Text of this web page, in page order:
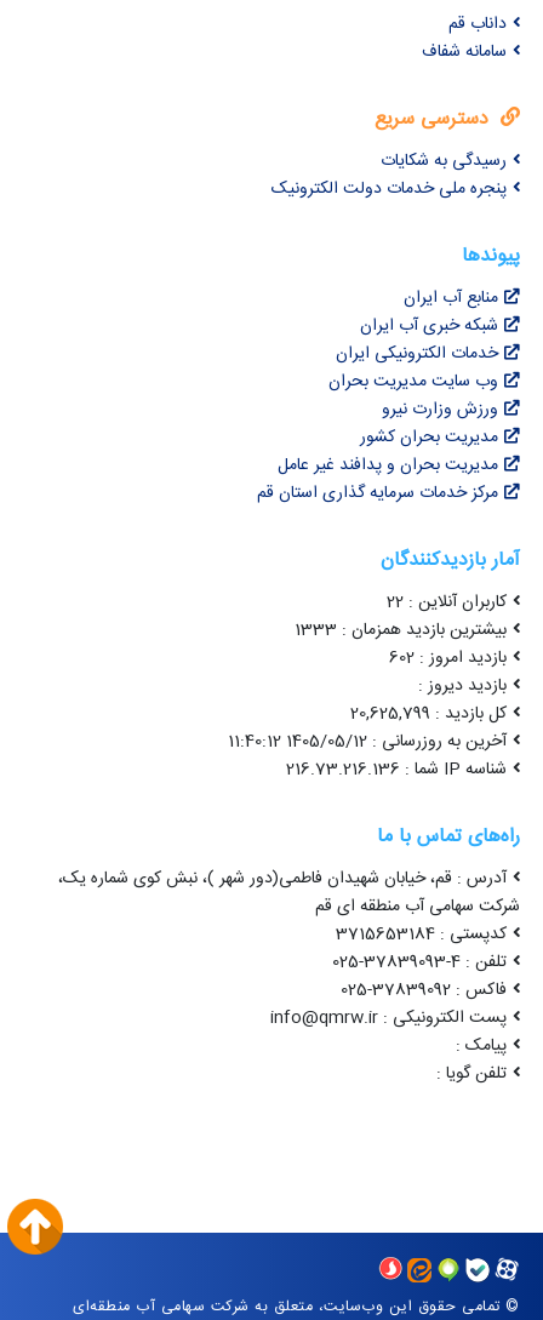
داناب قم
سامانه شفاف
دسترسی سریع
رسیدگی به شکایات
پنجره ملی خدمات دولت الکترونیک
پیوندها
منابع آب ایران
شبکه خبری آب ایران
خدمات الکترونیکی ایران
وب سایت مدیریت بحران
ورزش وزارت نیرو
مدیریت بحران کشور
مدیریت بحران و پدافند غیر عامل
مرکز خدمات سرمایه گذاری استان قم
آمار بازدیدکنندگان
کاربران آنلاین : 22
بیشترین بازدید همزمان : 1333
بازدید امروز : 602
بازدید دیروز :
کل بازدید : 20,625,799
آخرین به روزرسانی : 1405/05/12 11:40:12
شناسه IP شما : 216.73.216.136
راه‌های تماس با ما
آدرس : قم، خیابان شهیدان فاطمی(دور شهر )، نبش کوی شماره یک،
شرکت سهامی آب منطقه ای قم
کدپستی : 3715653184
تلفن : 4-37839093-025
فاکس : 37839092-025
پست الکترونیکی : info@qmrw.ir
پیامک :
تلفن گویا :
© تمامی حقوق این وب‌سایت، متعلق به شرکت سهامی آب منطقه‌ای